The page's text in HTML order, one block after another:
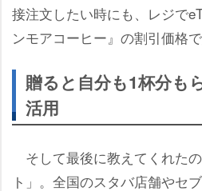
接注文したい時にも、レジで
ンモアコーヒー』の割引価格で
贈ると自分も1杯分も
活用
そして最後に教えてくれた
ト」。全国のスタバ店舗やセ